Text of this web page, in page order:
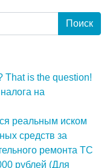
is the question!
на
реальным иском
средств за
ремонта ТС
рублей (Для